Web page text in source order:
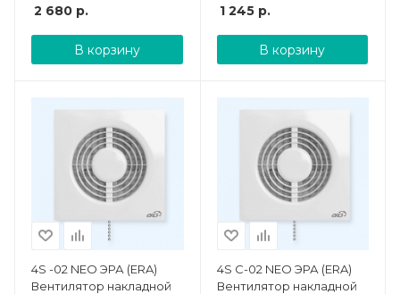
2 680 р.
В корзину
1 245р.
В корзину
4S -02 NEO ЭРА (ERA)
Вентилятор накладной
4S C-02 NEO ЭРА (ERA)
Вентилятор накладной